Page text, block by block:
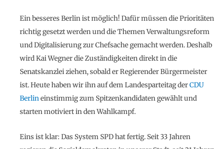
Ein besseres Berlin ist möglich! Dafür müssen die Prioritäten
richtig gesetzt werden und die Themen Verwaltungsreform
und Digitalisierung zur Chefsache gemacht werden. Deshalb
wird Kai Wegner die Zuständigkeiten direkt in die
Senatskanzlei ziehen, sobald er Regierender Bürgermeister
ist. Heute haben wir ihn auf dem Landesparteitag derCDU
Berlineinstimmig zum Spitzenkandidaten gewählt und
starten motiviert in den Wahlkampf.
Eins ist klar: Das System SPD hat fertig. Seit 33 Jahren